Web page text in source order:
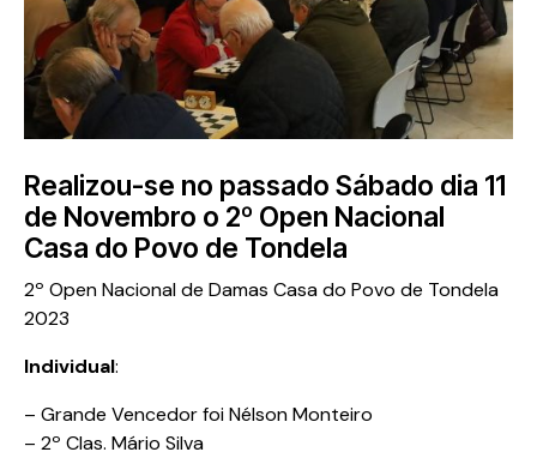
Realizou-se no passado Sábado dia 11
de Novembro o 2º Open Nacional
Casa do Povo de Tondela
2º Open Nacional de Damas Casa do Povo de Tondela
2023
Individual:
– Grande Vencedor foi Nélson Monteiro
– 2º Clas. Mário Silva